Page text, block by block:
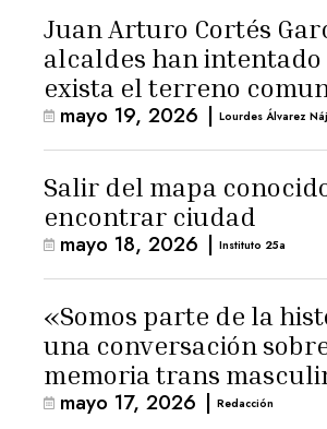
Juan Arturo Cortés
alcaldes han intentado
exista el terreno
mayo 19, 2026 | Lourdes Álvarez
Salir del mapa
encontrar ciudad
mayo 18, 2026 | Instituto 25a
«Somos parte de la
una conversación
memoria trans
mayo 17, 2026 | Redacción